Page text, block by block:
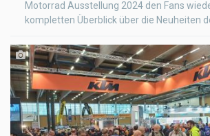
Motorrad Ausstellung 2024 den Fans
kompletten Überblick über die Neuheiten